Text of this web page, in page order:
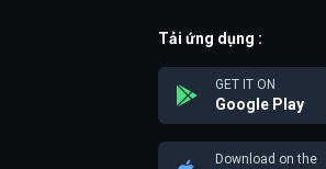
Tải ứng dụng :
GET IT ON
Google Play
Download on the